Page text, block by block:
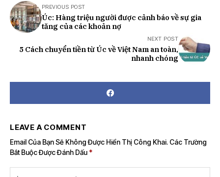
PREVIOUS POST
Úc: Hàng triệu người được cảnh báo về sự gia
tăng của các khoản nợ
NEXT POST
5 Cách chuyển tiền từ Úc về Việt Nam an toàn,
nhanh chóng
LEAVE A COMMENT
Email Của Bạn Sẽ Không Được Hiển Thị Công Khai. Các Trường
Bắt Buộc Được Đánh Dấu *